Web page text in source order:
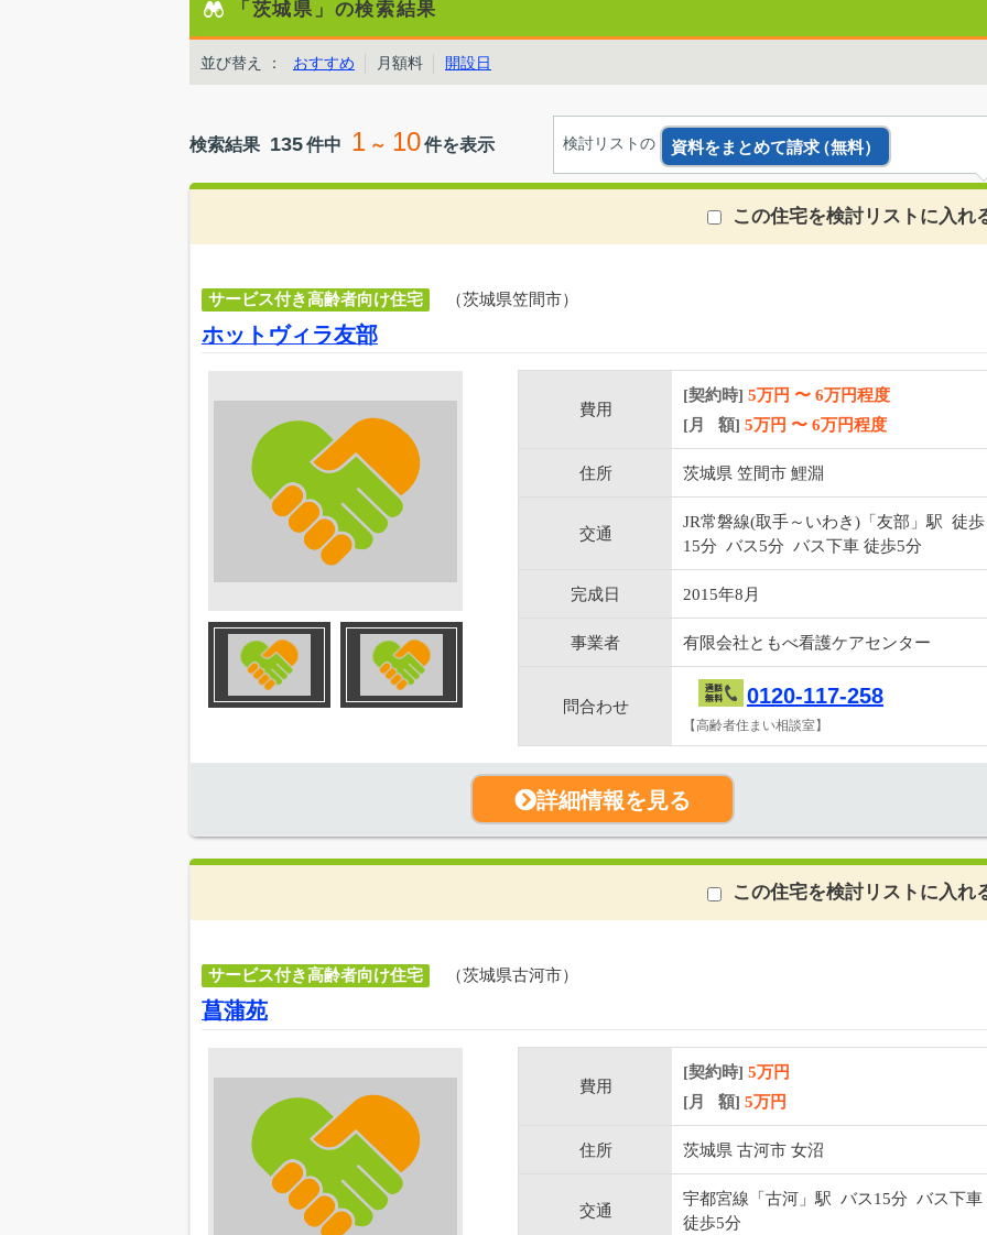
「茨城県」の検索結果
並び替え ： おすすめ 月額料 開設日
検索結果 135件中 1 ～ 10件を表示 検討リストの 資料をまとめて請求（無料）
この住宅を検討リストに入れ
サービス付き高齢者向け住宅 （茨城県笠間市）
ホットヴィラ友部
費用
[契約時] 5万円 〜 6万円程度
[月 額] 5万円 〜 6万円程度
住所 茨城県 笠間市 鯉淵
交通
JR常磐線(取手～いわき)「友部」駅 徒歩
15分 バス5分 バス下車 徒歩5分
完成日 2015年8月
事業者 有限会社ともべ看護ケアセンター
問合わせ 0120-117-258
【高齢者住まい相談室】
詳細情報を見る
この住宅を検討リストに入れ
サービス付き高齢者向け住宅 （茨城県古河市）
菖蒲苑
費用
[契約時] 5万円
[月 額] 5万円
住所 茨城県 古河市 女沼
交通
宇都宮線「古河」駅 バス15分 バス下車
徒歩5分